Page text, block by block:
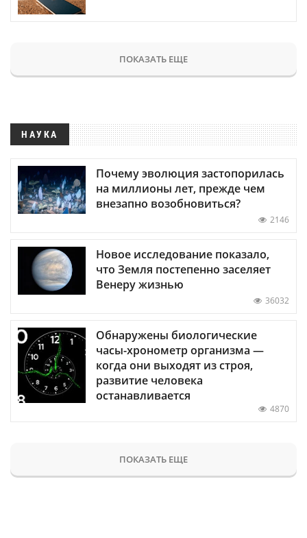
ПОКАЗАТЬ ЕЩЕ
НАУКА
Почему эволюция застопорилась
на миллионы лет, прежде чем
внезапно возобновиться?
2146
Новое исследование показало,
что Земля постепенно заселяет
Венеру жизнью
36032
Обнаружены биологические
часы-хронометр организма —
когда они выходят из строя,
развитие человека
останавливается
4870
ПОКАЗАТЬ ЕЩЕ